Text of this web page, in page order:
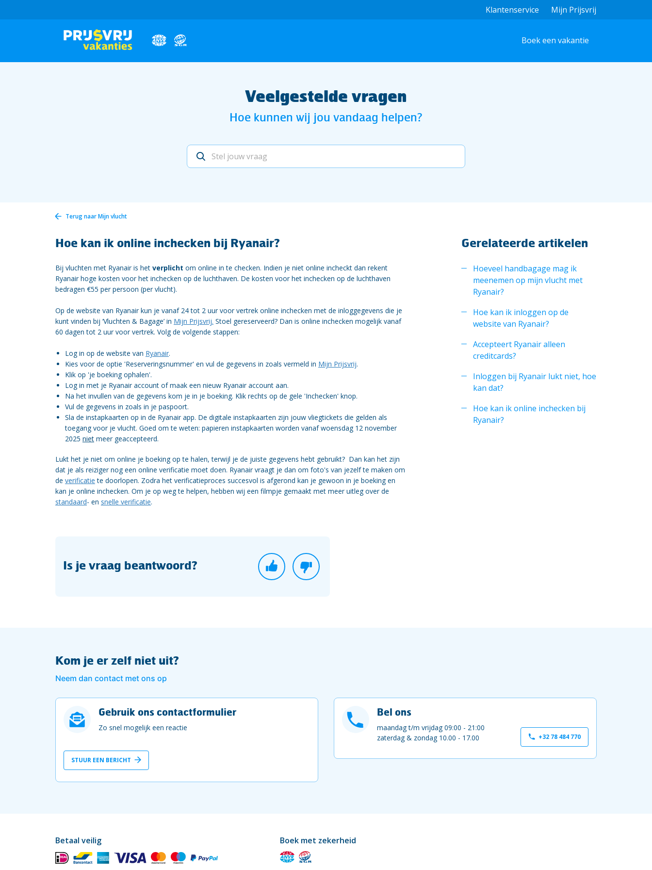
Klantenservice Mijn Prijsvrij
Boek een vakantie
Veelgestelde vragen
Hoe kunnen wij jou vandaag helpen?
Terug naarMijn vlucht
Hoe kan ik online inchecken bij Ryanair?
Bij vluchten met Ryanair is het verplicht om online in te checken. Indien je niet online incheckt dan rekent
Ryanair hoge kosten voor het inchecken op de luchthaven. De kosten voor het inchecken op de luchthaven
bedragen €55 per persoon (per vlucht).
Op de website van Ryanair kun je vanaf 24 tot 2 uur voor vertrek online inchecken met de inloggegevens die je
kunt vinden bij ‘Vluchten & Bagage’ in Mijn Prijsvrij. Stoel gereserveerd? Dan is online inchecken mogelijk vanaf
60 dagen tot 2 uur voor vertrek. Volg de volgende stappen:
Log in op de website van Ryanair.
Kies voor de optie 'Reserveringsnummer' en vul de gegevens in zoals vermeld in Mijn Prijsvrij.
Klik op 'je boeking ophalen'.
Log in met je Ryanair account of maak een nieuw Ryanair account aan.
Na het invullen van de gegevens kom je in je boeking. Klik rechts op de gele 'Inchecken' knop.
Vul de gegevens in zoals in je paspoort.
Sla de instapkaarten op in de Ryanair app. De digitale instapkaarten zijn jouw vliegtickets die gelden als
toegang voor je vlucht. Goed om te weten: papieren instapkaarten worden vanaf woensdag 12 november
2025 niet meer geaccepteerd.
Lukt het je niet om online je boeking op te halen, terwijl je de juiste gegevens hebt gebruikt? Dan kan het zijn
dat je als reiziger nog een online verificatie moet doen. Ryanair vraagt je dan om foto's van jezelf te maken om
de verificatie te doorlopen. Zodra het verificatieproces succesvol is afgerond kan je gewoon in je boeking en
kan je online inchecken. Om je op weg te helpen, hebben wij een filmpje gemaakt met meer uitleg over de
standaard- en snelle verificatie.
Is je vraag beantwoord?
Gerelateerde artikelen
Hoeveel handbagage mag ik
meenemen op mijn vlucht met
Ryanair?
Hoe kan ik inloggen op de
website van Ryanair?
Accepteert Ryanair alleen
creditcards?
Inloggen bij Ryanair lukt niet, hoe
kan dat?
Hoe kan ik online inchecken bij
Ryanair?
Kom je er zelf niet uit?
Neem dan contact met ons op
Gebruik ons contactformulier
Zo snel mogelijk een reactie
STUUR EEN BERICHT
Bel ons
maandag t/m vrijdag 09:00 - 21:00
zaterdag & zondag 10.00 - 17.00
+32 78 484 770
Betaal veilig Boek met zekerheid